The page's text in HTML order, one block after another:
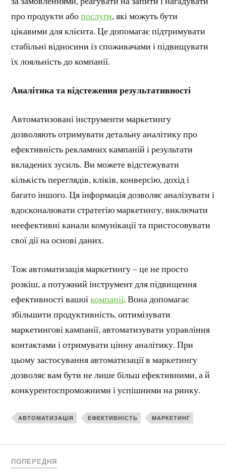
про продукти абопослуги, які можуть бути
цікавими для клієнта. Це допомагає підтримувати
стабільні відносини із споживачами і підвищувати
їх лояльність до компанії.
Аналітика та відстеження результативності
Автоматизовані інструменти маркетингу
дозволяють отримувати детальну аналітику про
ефективність рекламних кампаній і результати
вкладених зусиль. Ви можете відстежувати
кількість переглядів, кліків, конверсію, дохід і
багато іншого. Ця інформація дозволяє аналізувати і
вдосконалювати стратегію маркетингу, виключати
неефективні канали комунікації та пристосовувати
свої дії на основі даних.
Тож автоматизація маркетингу – це не просто
розкіш, а потужний інструмент для підвищення
ефективності вашоїкомпанії. Вона допомагає
збільшити продуктивність, оптимізувати
маркетингові кампанії, автоматизувати управління
контактами і отримувати цінну аналітику. При
цьому застосування автоматизації в маркетингу
дозволяє вам бути не лише більш ефективними, а й
конкурентоспроможними і успішними на ринку.
АВТОМАТИЗАЦІЯ ЕФЕКТИВНІСТЬ МАРКЕТИНГ
ПОПЕРЕДНЯ